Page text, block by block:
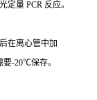
量 PCR 反应。
在离心管中加
-20℃保存。